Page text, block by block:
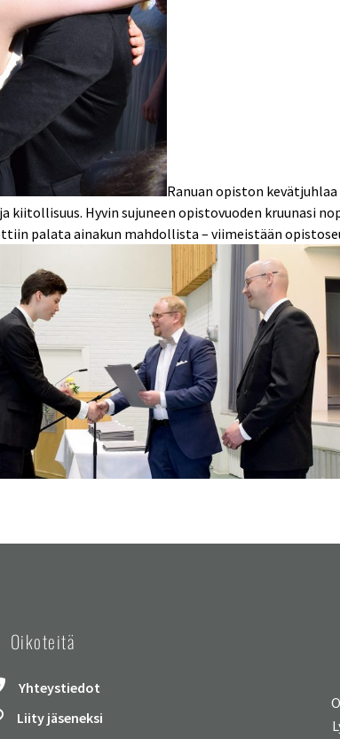
Ranuan opiston
Hyvin sujuneen opistovuoden kruunasi
palata ainakun mahdollista – viimeistään
Oikoteitä
Yhteystiedot
Liity jäseneksi